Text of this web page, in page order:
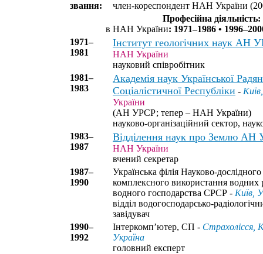
звання:
член-кореспондент НАН України
Професійна діяльність:
в НАН України: 1971–1986 •
1971–
1981
Інститут геологічних наук АН
НАН України
науковий співробітник
1981–
1983
Академія наук Української
Соціалістичної Республіки -
України
(АН УРСР; тепер – НАН України)
науково-організаційний сектор,
1983–
1987
Відділення наук про Землю АН
НАН України
вчений секретар
1987–
1990
Українська філія Науково-дослідного
комплексного використання водних
водного господарства СРСР - Київ,
відділ водогосподарсько-
завідувач
1990–
1992
Інтеркомп’ютер, СП - Страхолісся,
Україна
головний експерт